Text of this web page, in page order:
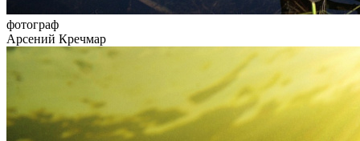
фотограф
Арсений Кречмар